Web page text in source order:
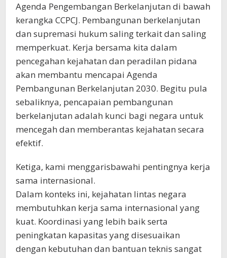
Agenda Pengembangan Berkelanjutan di bawah
kerangka CCPCJ. Pembangunan berkelanjutan
dan supremasi hukum saling terkait dan saling
memperkuat. Kerja bersama kita dalam
pencegahan kejahatan dan peradilan pidana
akan membantu mencapai Agenda
Pembangunan Berkelanjutan 2030. Begitu pula
sebaliknya, pencapaian pembangunan
berkelanjutan adalah kunci bagi negara untuk
mencegah dan memberantas kejahatan secara
efektif.
Ketiga, kami menggarisbawahi pentingnya kerja
sama internasional.
Dalam konteks ini, kejahatan lintas negara
membutuhkan kerja sama internasional yang
kuat. Koordinasi yang lebih baik serta
peningkatan kapasitas yang disesuaikan
dengan kebutuhan dan bantuan teknis sangat